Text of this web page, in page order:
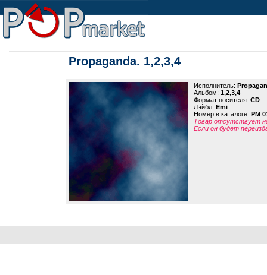
Propaganda. 1,2,3,4
Исполнитель:
Альбом: 1,2,3,4
Формат носителя: CD
Лэйбл: Emi
Номер в каталоге: PM
Товар отсутствует
Если он будет